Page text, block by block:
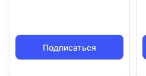
Подписаться